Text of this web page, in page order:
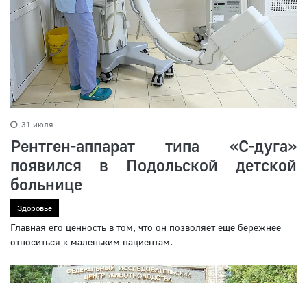
31 июля
Рентген-аппарат типа «С-дуга»
появился в Подольской детской
больнице
Здоровье
Главная его ценность в том, что он позволяет еще бережнее
относиться к маленьким пациентам.